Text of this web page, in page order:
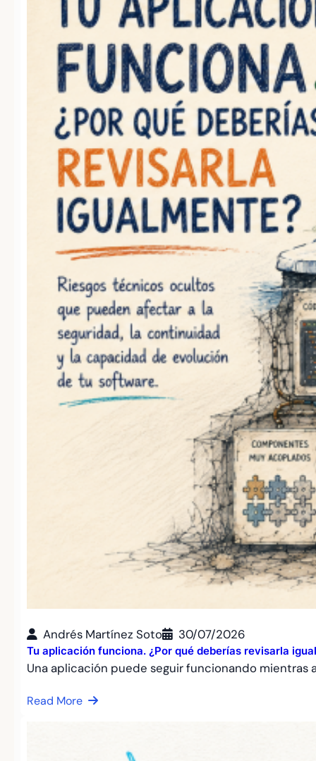
Andrés Martínez Soto 30/07/2026
Tu aplicación funciona. ¿Por qué deberías revisarla
Una aplicación puede seguir funcionando
Read More